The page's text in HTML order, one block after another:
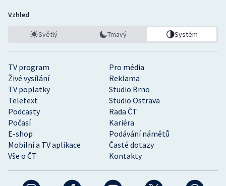
TV program
Pro média
Živé vysílání
Reklama
TV poplatky
Studio Brno
Teletext
Studio Ostrava
Podcasty
Rada ČT
Počasí
Kariéra
E-shop
Podávání námětů
Mobilní a TV aplikace
Časté dotazy
Vše o ČT
Kontakty
Vzhled
Světlý Tmavý Systém